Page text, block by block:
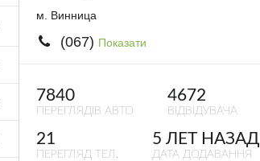
м. Винница
(067) Показати
7840
ПЕРЕГЛЯДІВ АВТО
4672
ВІДВІДУВАЧА
21
ПЕРЕГЛЯД ТЕЛ.
5 ЛЕТ НАЗАД
ДАТА ДОДАВАННЯ